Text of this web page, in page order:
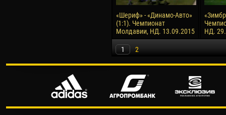
«Шериф» - «Динамо-Авто»
(1:1). Чемпионат
Молдавии, НД. 13.09.2015
НД.
1 2